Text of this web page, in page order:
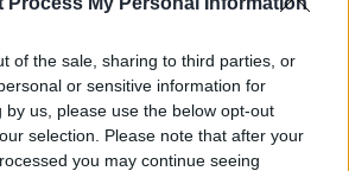
of the sale, sharing to third parties, or
or sensitive information for
by us, please use the below opt-out
selection. Please note that after your
you may continue seeing